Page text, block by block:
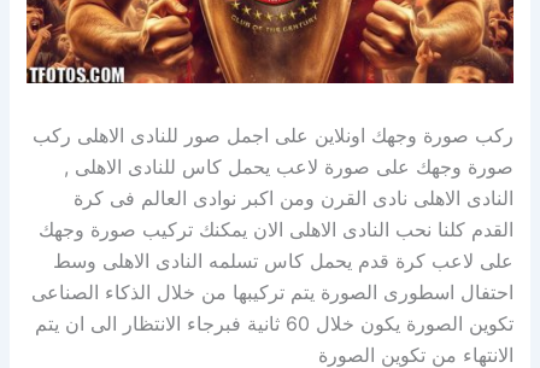
ركب صورة وجهك اونلاين على اجمل صور للنادى الاهلى ركب
صورة وجهك على صورة لاعب يحمل كاس للنادى الاهلى ,
النادى الاهلى نادى القرن ومن اكبر نوادى العالم فى كرة
القدم كلنا نحب النادى الاهلى الان يمكنك تركيب صورة وجهك
على لاعب كرة قدم يحمل كاس تسلمه النادى الاهلى وسط
احتفال اسطورى الصورة يتم تركيبها من خلال الذكاء الصناعى
تكوين الصورة يكون خلال 60 ثانية فبرجاء الانتظار الى ان يتم
الانتهاء من تكوين الصورة